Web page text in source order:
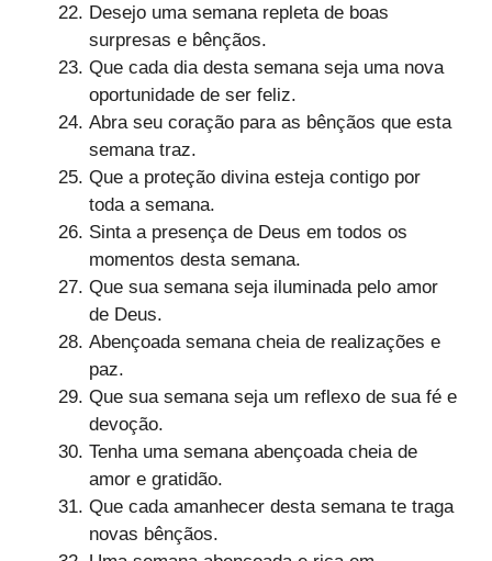
Desejo uma semana repleta de boas
surpresas e bênçãos.
Que cada dia desta semana seja uma nova
oportunidade de ser feliz.
Abra seu coração para as bênçãos que esta
semana traz.
Que a proteção divina esteja contigo por
toda a semana.
Sinta a presença de Deus em todos os
momentos desta semana.
Que sua semana seja iluminada pelo amor
de Deus.
Abençoada semana cheia de realizações e
paz.
Que sua semana seja um reflexo de sua fé e
devoção.
Tenha uma semana abençoada cheia de
amor e gratidão.
Que cada amanhecer desta semana te traga
novas bênçãos.